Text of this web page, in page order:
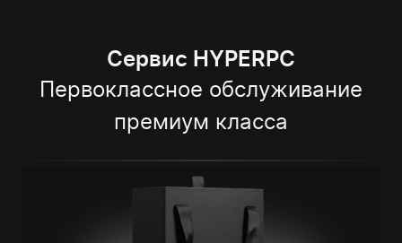
Сервис HYPERPC
Первоклассное обслуживание
премиум класса